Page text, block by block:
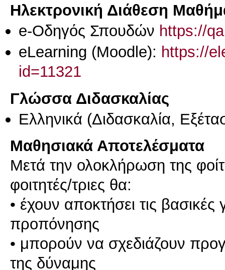
Ηλεκτρονική Διάθεση
e-Οδηγός Σπουδών https://
eLearning (Moodle): https://
id=11321
Γλώσσα Διδασκαλίας
Ελληνικά (Διδασκαλία,
Μαθησιακά Αποτελέσματα
Μετά την ολοκλήρωση της
φοιτητές/τριες θα:
• έχουν αποκτήσει τις
προπόνησης
• μπορούν να σχεδιάζουν
της δύναμης